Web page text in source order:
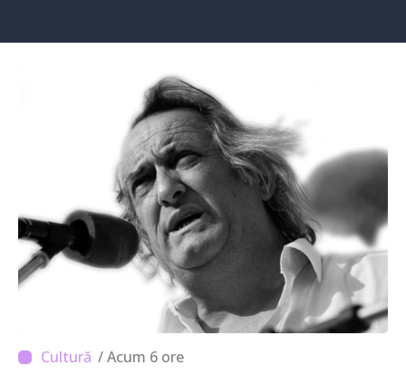
/ Acum 6 ore